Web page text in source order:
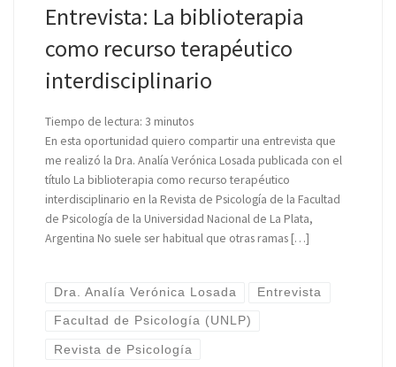
Entrevista: La biblioterapia
como recurso terapéutico
interdisciplinario
Tiempo de lectura: 3 minutos
En esta oportunidad quiero compartir una entrevista que
me realizó la Dra. Analía Verónica Losada publicada con el
título La biblioterapia como recurso terapéutico
interdisciplinario en la Revista de Psicología de la Facultad
de Psicología de la Universidad Nacional de La Plata,
Argentina No suele ser habitual que otras ramas […]
Dra. Analía Verónica Losada Entrevista
Facultad de Psicología (UNLP)
Revista de Psicología